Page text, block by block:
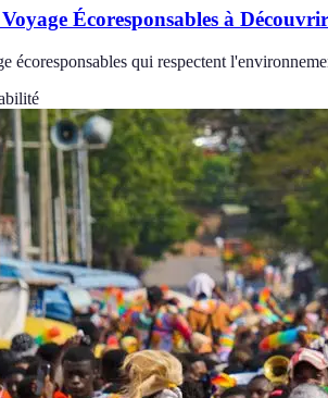
Écoresponsables à Découvrir
écoresponsables qui respectent